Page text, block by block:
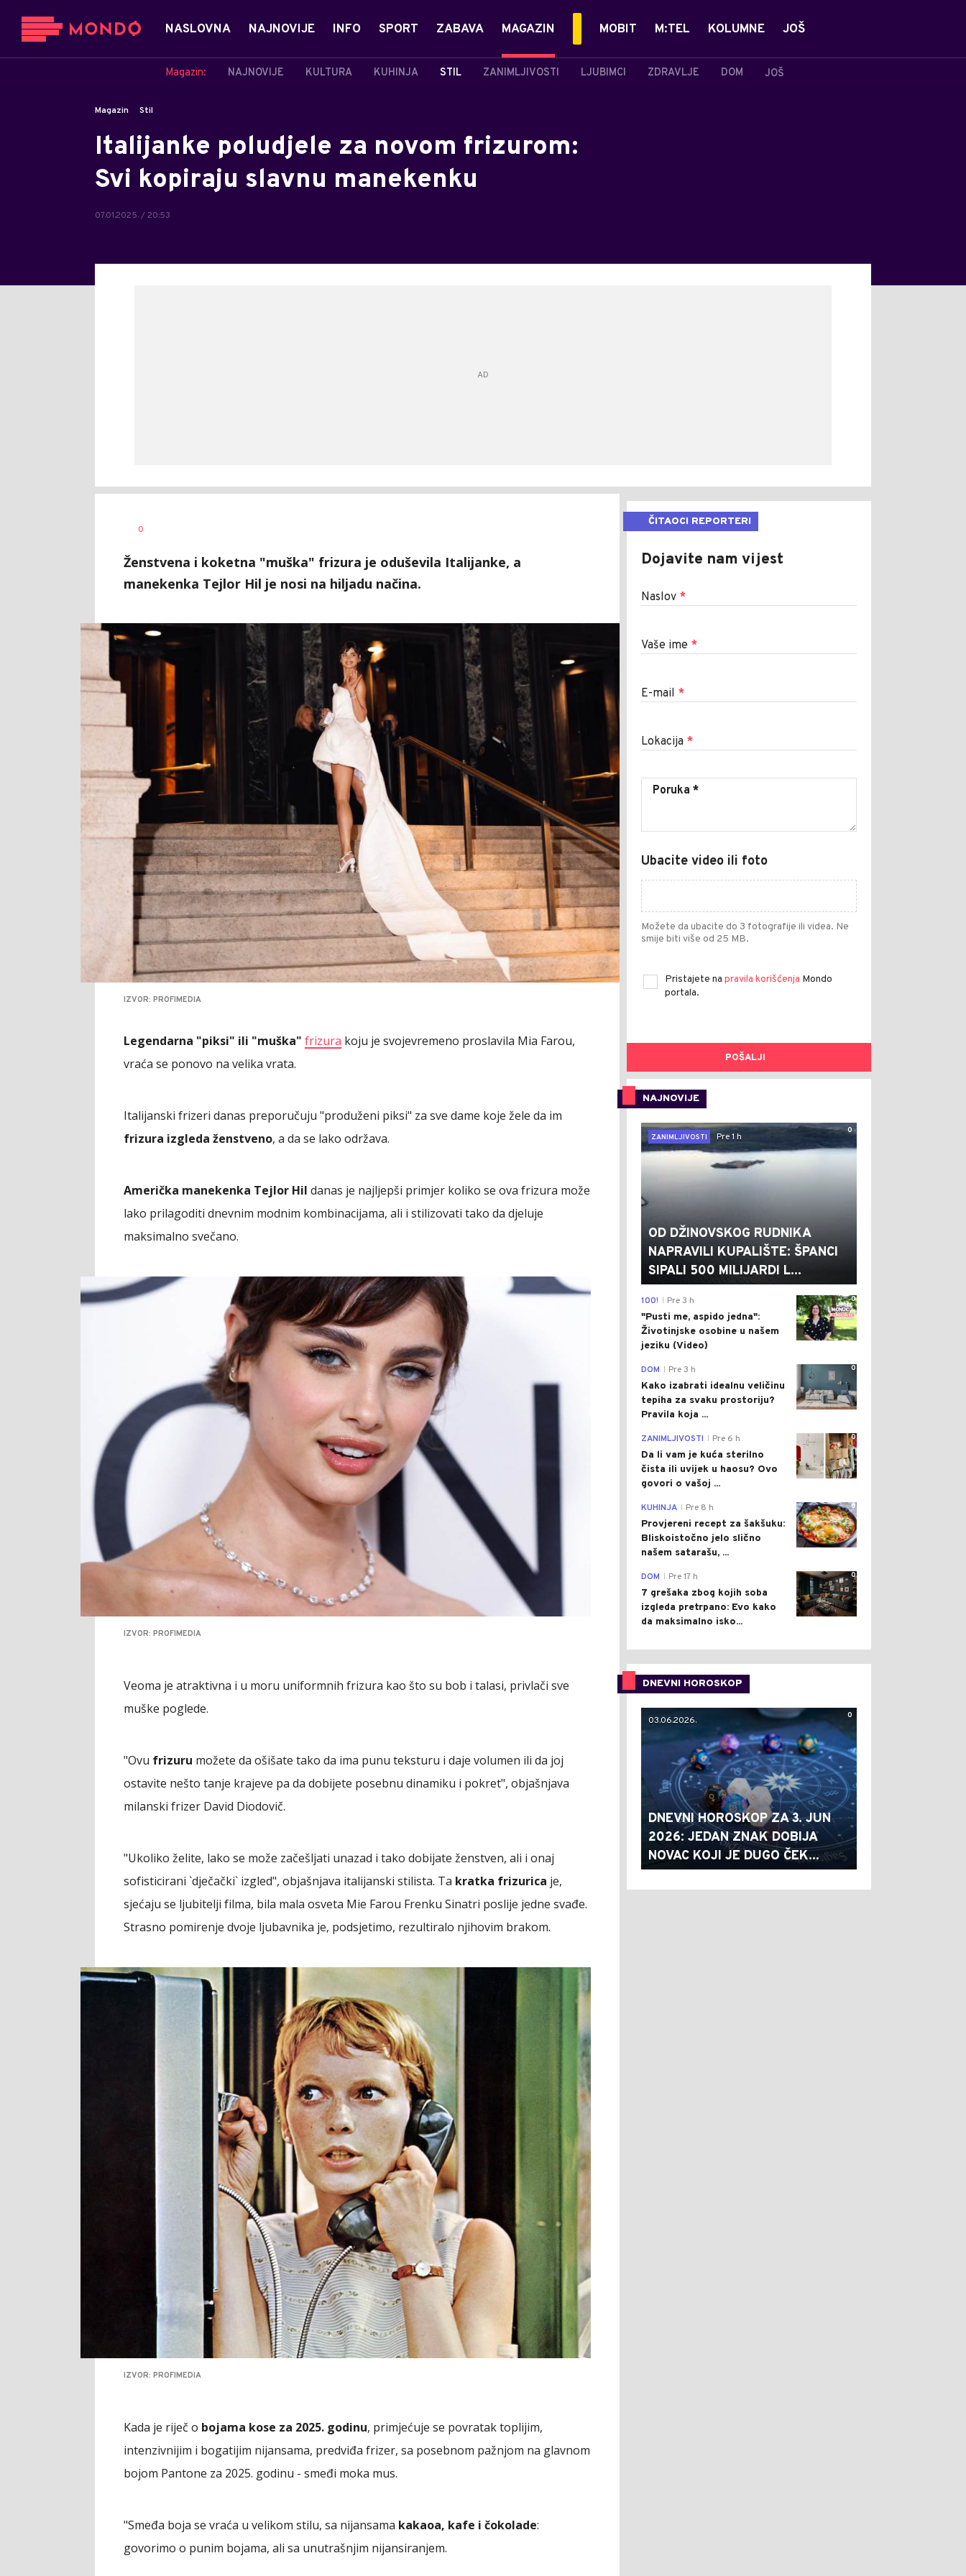
NASLOVNA NAJNOVIJE INFO SPORT ZABAVA MAGAZIN
Magazin: NAJNOVIJE KULTURA KUHINJA STIL ZANIMLJIVOSTI LJUBIMCI ZDRAVLJE DOM JOŠ
MOBIT M:TEL KOLUMNE JOŠ
Magazin Stil
Italijanke poludjele za novom frizurom:
Svi kopiraju slavnu manekenku
07.01.2025. / 20:53
0
Ženstvena i koketna "muška" frizura je oduševila Italijanke, a
manekenka Tejlor Hil je nosi na hiljadu načina.
IZVOR: PROFIMEDIA
Legendarna "piksi" ili "muška" frizura koju je svojevremeno proslavila Mia Farou,
vraća se ponovo na velika vrata.
Italijanski frizeri danas preporučuju "produženi piksi" za sve dame koje žele da im
frizura izgleda ženstveno, a da se lako održava.
Američka manekenka Tejlor Hil danas je najljepši primjer koliko se ova frizura može
lako prilagoditi dnevnim modnim kombinacijama, ali i stilizovati tako da djeluje
maksimalno svečano.
IZVOR: PROFIMEDIA
Veoma je atraktivna i u moru uniformnih frizura kao što su bob i talasi, privlači sve
muške poglede.
"Ovu frizuru možete da ošišate tako da ima punu teksturu i daje volumen ili da joj
ostavite nešto tanje krajeve pa da dobijete posebnu dinamiku i pokret", objašnjava
milanski frizer David Diodovič.
"Ukoliko želite, lako se može začešljati unazad i tako dobijate ženstven, ali i onaj
sofisticirani `dječački` izgled", objašnjava italijanski stilista. Ta kratka frizurica je,
sjećaju se ljubitelji filma, bila mala osveta Mie Farou Frenku Sinatri poslije jedne svađe.
Strasno pomirenje dvoje ljubavnika je, podsjetimo, rezultiralo njihovim brakom.
IZVOR: PROFIMEDIA
Kada je riječ o bojama kose za 2025. godinu, primjećuje se povratak toplijim,
intenzivnijim i bogatijim nijansama, predviđa frizer, sa posebnom pažnjom na glavnom
bojom Pantone za 2025. godinu - smeđi moka mus.
"Smeđa boja se vraća u velikom stilu, sa nijansama kakaoa, kafe i čokolade:
govorimo o punim bojama, ali sa unutrašnjim nijansiranjem.
ČITAOCI REPORTERI
Dojavite nam vijest
Naslov *
Vaše ime *
E-mail *
Lokacija *
Ubacite video ili foto
Možete da ubacite do 3 fotografije ili videa. Ne
smije biti više od 25 MB.
Pristajete na pravila korišćenja Mondo
portala.
POŠALJI
NAJNOVIJE
0
ZANIMLJIVOSTI
Pre 1 h
OD DŽINOVSKOG RUDNIKA
NAPRAVILI KUPALIŠTE: ŠPANCI
SIPALI 500 MILIJARDI L...
0
100! Pre 3 h
"Pusti me, aspido jedna":
Životinjske osobine u našem
jeziku (Video)
0
DOM Pre 3 h
Kako izabrati idealnu veličinu
tepiha za svaku prostoriju?
Pravila koja ...
0
ZANIMLJIVOSTI Pre 6 h
Da li vam je kuća sterilno
čista ili uvijek u haosu? Ovo
govori o vašoj ...
0
KUHINJA Pre 8 h
Provjereni recept za šakšuku:
Bliskoistočno jelo slično
našem satarašu, ...
0
DOM Pre 17 h
7 grešaka zbog kojih soba
izgleda pretrpano: Evo kako
da maksimalno isko...
DNEVNI HOROSKOP
0
03.06.2026.
DNEVNI HOROSKOP ZA 3. JUN
2026: JEDAN ZNAK DOBIJA
NOVAC KOJI JE DUGO ČEK...